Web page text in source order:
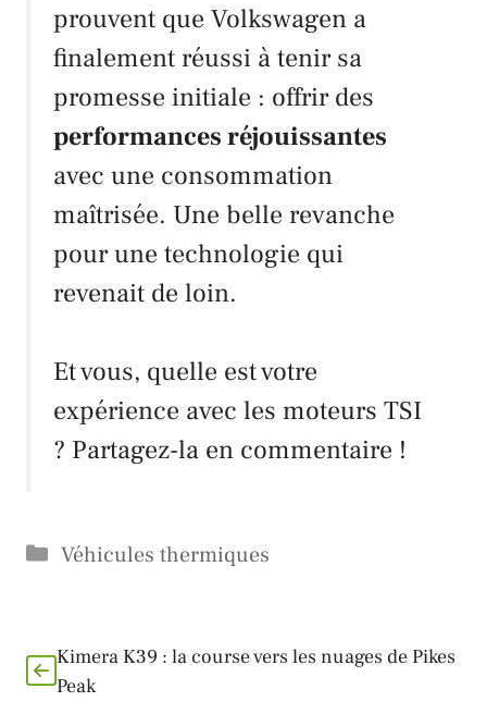
prouvent que Volkswagen a
finalement réussi à tenir sa
promesse initiale : offrir des
performances réjouissantes
avec une consommation
maîtrisée. Une belle revanche
pour une technologie qui
revenait de loin.
Et vous, quelle est votre
expérience avec les moteurs TSI
? Partagez-la en commentaire !
Catégories
Véhicules thermiques
Kimera K39 : la course vers les nuages de Pikes
Peak